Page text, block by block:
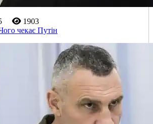
1903
чекає Путін